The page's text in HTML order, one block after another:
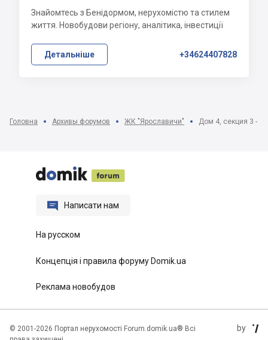
Знайомтесь з Бенідормом, нерухомістю та стилем
життя. Новобудови регіону, аналітика, інвестиції
Детальніше +34624407828
Головна Архивы форумов ЖК "Ярославичи" Дом 4, секция 3 -


 

 Написати нам
На русском
Концепція і правила форуму Domik.ua
Реклама новобудов
© 2001-2026 Портал нерухомості Forum.domik.ua® Всі
by 